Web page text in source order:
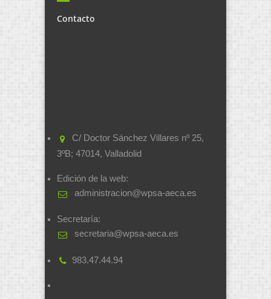
Contacto
C/ Doctor Sánchez Villares nº 25,
3ºB; 47014, Valladolid
Edición de la web:
administracion@wpsa-aeca.es
Secretaría:
secretaria@wpsa-aeca.es
983.47.44.94